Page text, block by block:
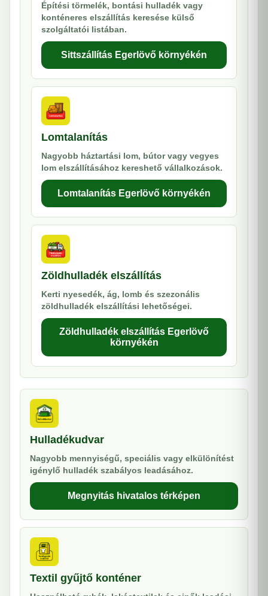
Építési törmelék, bontási hulladék vagy
konténeres elszállítás keresése külső
szolgáltatói listában.
Sittszállítás Egerlövő környékén
Lomtalanítás
Nagyobb háztartási lom, bútor vagy vegyes
lom elszállításához kereshető vállalkozások.
Lomtalanítás Egerlövő környékén
Zöldhulladék elszállítás
Kerti nyesedék, ág, lomb és szezonális
zöldhulladék elszállítási lehetőségei.
Zöldhulladék elszállítás Egerlövő
környékén
Hulladékudvar
Nagyobb mennyiségű, speciális vagy elkülönítést
igénylő hulladék szabályos leadásához.
Megnyitás hivatalos térképen
Textil gyűjtő konténer